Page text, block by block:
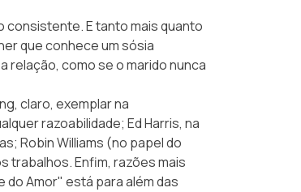
consistente. E tanto mais quanto
que conhece um sósia
relação, como se o marido nunca
claro, exemplar na
razoabilidade; Ed Harris, na
Robin Williams (no papel do
trabalhos. Enfim, razões mais
do Amor" está para além das